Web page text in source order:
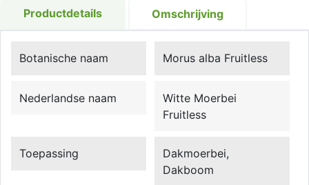
Productdetails Omschrijving
Botanische naam Morus alba Fruitless
Nederlandse naam
Witte Moerbei
Fruitless
Toepassing
Dakmoerbei,
Dakboom